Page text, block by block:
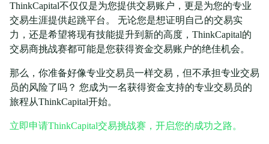
ThinkCapital不仅仅是为您提供交易账户，更是为您的专业
交易生涯提供起跳平台。 无论您是想证明自己的交易实
力，还是希望将现有技能提升到新的高度，ThinkCapital的
交易商挑战赛都可能是您获得资金交易账户的绝佳机会。
那么，你准备好像专业交易员一样交易，但不承担专业交易
员的风险了吗？ 您成为一名获得资金支持的专业交易员的
旅程从ThinkCapital开始。
立即申请ThinkCapital交易挑战赛，开启您的成功之路。